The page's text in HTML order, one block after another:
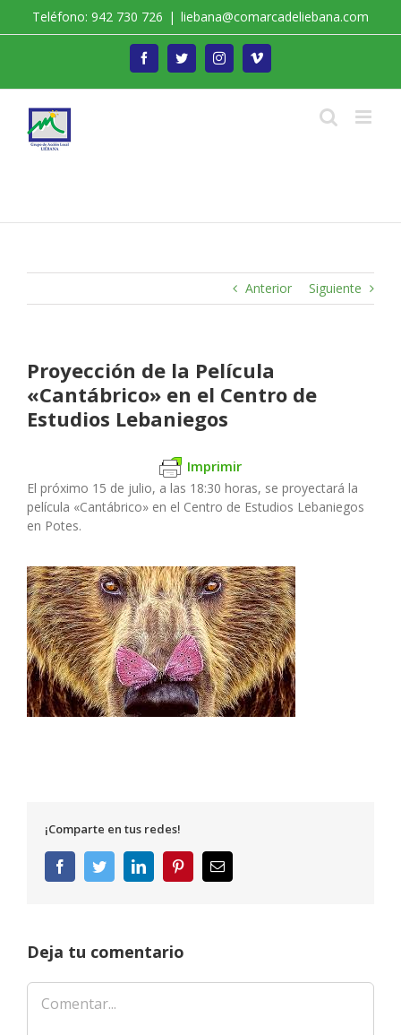
Teléfono: 942 730 726 | liebana@comarcadeliebana.com
FacebookTwitterInstagramVimeo
Anterior Siguiente
Proyección de la Película
«Cantábrico» en el Centro de
Estudios Lebaniegos
Imprimir
El próximo 15 de julio, a las 18:30 horas, se proyectará la
película «Cantábrico» en el Centro de Estudios Lebaniegos
en Potes.
¡Comparte en tus redes!
FacebookTwitterLinkedInPinterestCorreo
electrónico
Deja tu comentario
Comentar